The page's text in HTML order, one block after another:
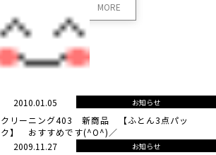
2010.01.05 お知らせ
クリーニング403 新商品 【ふとん3点パッ
ク】 おすすめです(^O^)／
2009.11.27
お知らせ
MORE